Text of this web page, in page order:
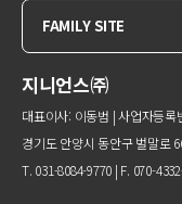
지니언스㈜
대표이사: 이동범 | 사업자등록
경기도 안양시 동안구 벌말로
T. 031-8084-9770 | F. 070-
FAMILY SITE